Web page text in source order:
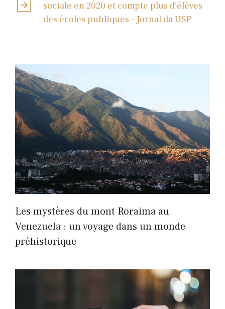
sociale en 2020 et compte plus d'élèves
des écoles publiques – Jornal da USP
Les mystères du mont Roraima au
Venezuela : un voyage dans un monde
préhistorique